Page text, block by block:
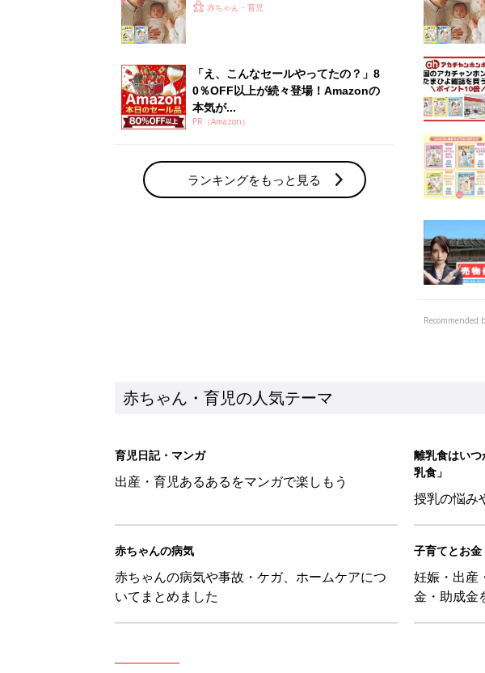
ひよ」
赤ちゃん・育児
「え、こんなセールやってたの？」8
0％OFF以上が続々登場！Amazonの
本気が...
PR（Amazon）
ランキングをもっと見る
Recommended
赤ちゃん・育児の人気テーマ
育児日記・マンガ
出産・育児あるあるをマンガで楽しもう
離乳食はい
乳食」
授乳の悩み
赤ちゃんの病気
赤ちゃんの病気や事故・ケガ、ホームケアにつ
いてまとめました
子育てとお金
妊娠・出産
金・助成金